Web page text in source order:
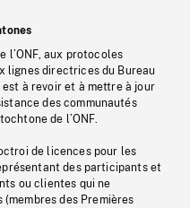
l’ONF, aux protocoles
lignes directrices du Bureau
est à revoir et à mettre à jour
des communautés
de l’ONF.
de licences pour les
des participants et
ou clientes qui ne
des Premières